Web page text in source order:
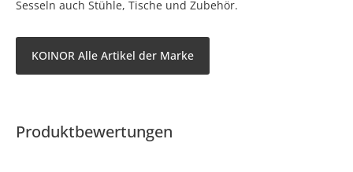
Sesseln auch Stühle, Tische und Zubehör.
KOINOR Alle Artikel der Marke
Produktbewertungen